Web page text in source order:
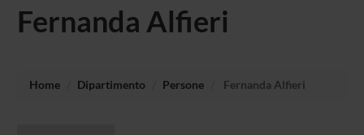
Fernanda Alfieri
Home Dipartimento Persone Fernanda Alfieri